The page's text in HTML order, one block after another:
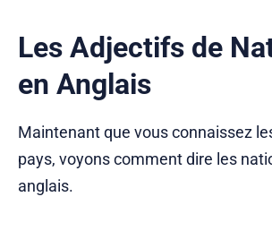
Les Adjectifs de
en Anglais
Maintenant que vous connaissez
pays, voyons comment dire les
anglais.